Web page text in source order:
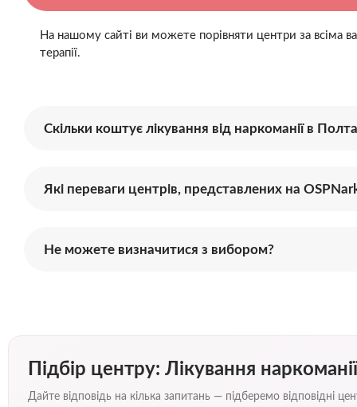
На нашому сайті ви можете порівняти центри за всіма
терапії.
Скільки коштує лікування від наркоманії в
Які переваги центрів, представлених на
Не можете визначитися з вибором?
Підбір центру: Лікування
Дайте відповідь на кілька запитань — підберемо відповідні